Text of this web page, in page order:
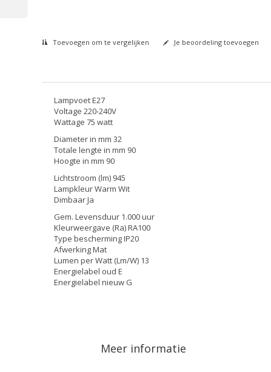
Toevoegen om te vergelijken Je beoordeling toevoegen
Lampvoet E27
Voltage 220-240V
Wattage 75 watt
Diameter in mm 32
Totale lengte in mm 90
Hoogte in mm 90
Lichtstroom (lm) 945
Lampkleur Warm Wit
Dimbaar Ja
Gem. Levensduur 1.000 uur
Kleurweergave (Ra) RA100
Type bescherming IP20
Afwerking Mat
Lumen per Watt (Lm/W) 13
Energielabel oud E
Energielabel nieuw G
Meer informatie